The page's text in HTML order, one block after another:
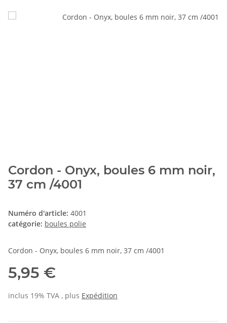
Cordon - Onyx, boules 6 mm noir,
37 cm /4001
Numéro d'article: 4001
catégorie: boules polie
Cordon - Onyx, boules 6 mm noir, 37 cm /4001
5,95 €
inclus 19% TVA , plus Expédition